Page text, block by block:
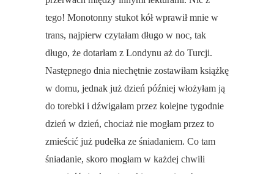
tego! Monotonny stukot kół wprawił mnie w
trans, najpierw czytałam długo w noc, tak
długo, że dotarłam z Londynu aż do Turcji.
Następnego dnia niechętnie zostawiłam książkę
w domu, jednak już dzień później włożyłam ją
do torebki i dźwigałam przez kolejne tygodnie
dzień w dzień, chociaż nie mogłam przez to
zmieścić już pudełka ze śniadaniem. Co tam
śniadanie, skoro mogłam w każdej chwili